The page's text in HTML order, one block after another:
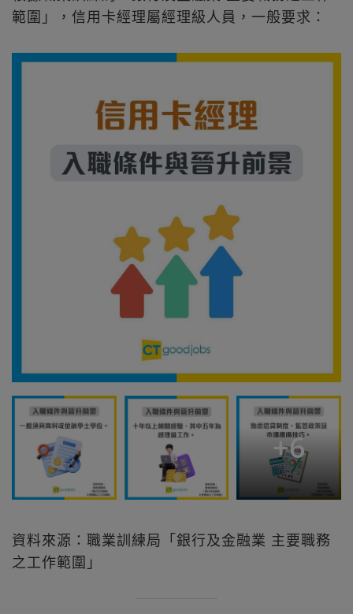
範圍」，信用卡經理屬經理級人員，一般要求：
+6
資料來源：職業訓練局「銀行及金融業 主要職務
之工作範圍」